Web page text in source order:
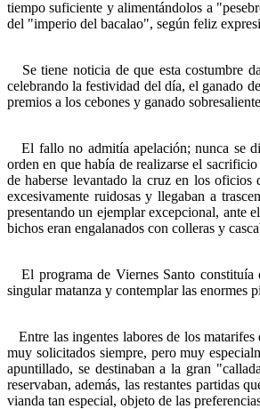
tiempo suficiente y alimentándolos a
del "imperio del bacalao", según feliz
Se tiene noticia de que esta costumbre
celebrando la festividad del día, el ganado
premios a los cebones y ganado
El fallo no admitía apelación; nunca se
orden en que había de realizarse el
de haberse levantado la cruz en los oficios
excesivamente ruidosas y llegaban a
presentando un ejemplar excepcional, ante
bichos eran engalanados con colleras y
El programa de Viernes Santo constituía
singular matanza y contemplar las enormes
Entre las ingentes labores de los
muy solicitados siempre, pero muy
apuntillado, se destinaban a la gran
reservaban, además, las restantes partidas
vianda tan especial, objeto de las